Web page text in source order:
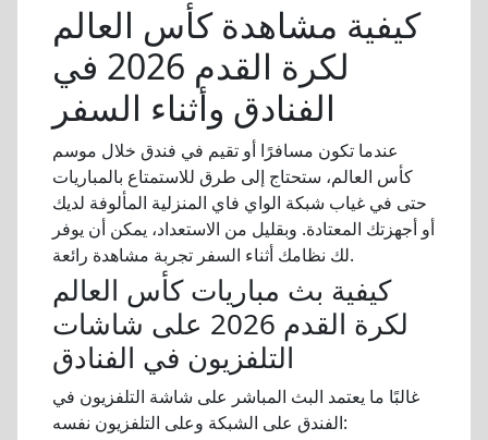
كيفية مشاهدة كأس العالم
لكرة القدم 2026 في
الفنادق وأثناء السفر
عندما تكون مسافرًا أو تقيم في فندق خلال موسم
كأس العالم، ستحتاج إلى طرق للاستمتاع بالمباريات
حتى في غياب شبكة الواي فاي المنزلية المألوفة لديك
أو أجهزتك المعتادة. وبقليل من الاستعداد، يمكن أن يوفر
لك نظامك أثناء السفر تجربة مشاهدة رائعة.
كيفية بث مباريات كأس العالم
لكرة القدم 2026 على شاشات
التلفزيون في الفنادق
غالبًا ما يعتمد البث المباشر على شاشة التلفزيون في
الفندق على الشبكة وعلى التلفزيون نفسه: